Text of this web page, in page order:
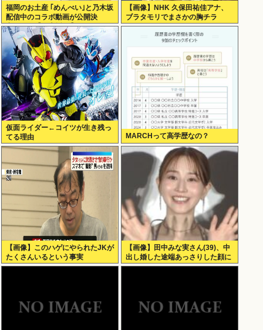
福岡のお土産 ｢めんべい｣と乃木坂
配信中のコラボ動画が公開決
定！！！【乃木坂46】
【画像】NHK 久保田祐佳アナ、
ブラタモリでまさかの胸チラ
仮面ライダー←コイツが生き残っ
てる理由
MARCHって高学歴なの？
【画像】このハゲにやられたJKが
たくさんいるという事実
【画像】田中みな実さん(39)、中
出し婚した途端あっさりした顔に
なる